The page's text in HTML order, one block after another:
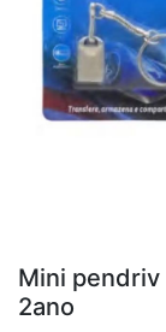
Mini pendriv
2ano